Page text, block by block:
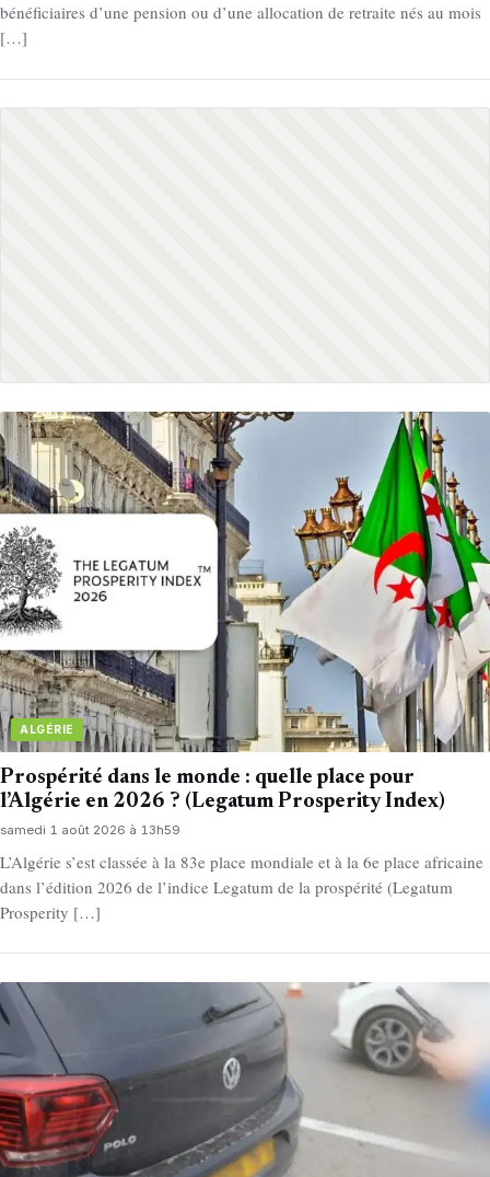
bénéficiaires d’une pension ou d’une allocation de retraite nés au mois
[…]
ALGÉRIE
Prospérité dans le monde : quelle place pour
l’Algérie en 2026 ? (Legatum Prosperity Index)
samedi 1 août 2026 à 13h59
L’Algérie s’est classée à la 83e place mondiale et à la 6e place africaine
dans l’édition 2026 de l’indice Legatum de la prospérité (Legatum
Prosperity […]